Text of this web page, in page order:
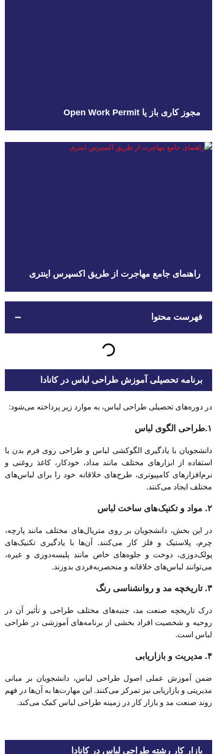
مجوز کاری باز یا Open Work Permit
راهنمای جامع مهاجرت از طریق اکسپرس اینتری
فهرست محتوا
برنامه تحصیلی آموزش طراحی لباس در کانادا
در دوره‌های تحصیلی طراحی لباس، به موارد زیر پرداخته می‌شود:
۱.طراحی الگوی لباس
دانشجویان با یادگیری الگوکشی لباس و طراحی روی فرم بدن با
استفاده از ابزارهای مختلف مانند مداد، خودکار، کاغذ روغنی و
نرم‌افزارهای کامپیوتری، طرح‌های خلاقانه خود را برای لباس‌های
مختلف ایجاد می‌کنند.
۲. مواد و تکنیک‌های ساخت لباس
در این بخش، دانشجویان بر روی متریال‌های مختلف مانند پارچه،
چرم، پلاستیک و فلز کار می‌کنند. آن‌ها با یادگیری تکنیک‌های
پولک‌دوزی، دوخت و جلوه‌های خاص مانند پلیسه‌دوزی و غیره،
می‌توانند لباس‌های خلاقانه و منحصر‌به‌فردی بدوزند.
۳. تاریخچه مد و روانشناسی رنگ
درک تاریخچه صنعت مد، جنبه‌های مختلف طراحی و تأثیر آن در
روحیه و شخصیت افراد بخشی از برنامه‌های آموزشی در طراحی
لباس است.
۴. مدیریت و بازاریابی
ضمن آموزش عملی اصول طراحی لباس، دانشجویان بر مبانی
مدیریتی و بازاریابی نیز تمرکز می‌کنند. این مهارت‌ها به آن‌ها در فهم
روند صنعت مد و بازار کار در زمینه طراحی لباس کمک می‌کند.
بازار کار رشته طراحی لباس در کانادا